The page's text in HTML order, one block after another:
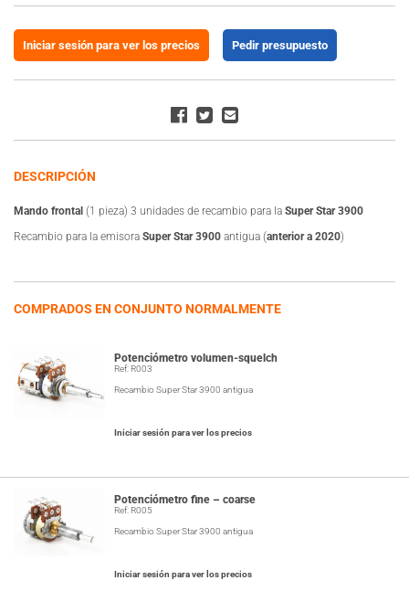
Iniciar sesión para ver los precios Pedir presupuesto
DESCRIPCIÓN
Mando frontal (1 pieza) 3 unidades de recambio para la Super Star 3900
Recambio para la emisora Super Star 3900 antigua (anterior a 2020)
COMPRADOS EN CONJUNTO NORMALMENTE
Potenciómetro volumen-squelch
Ref: R003
Recambio Super Star 3900 antigua
Iniciar sesión para ver los precios
Potenciómetro fine – coarse
Ref: R005
Recambio Super Star 3900 antigua
Iniciar sesión para ver los precios